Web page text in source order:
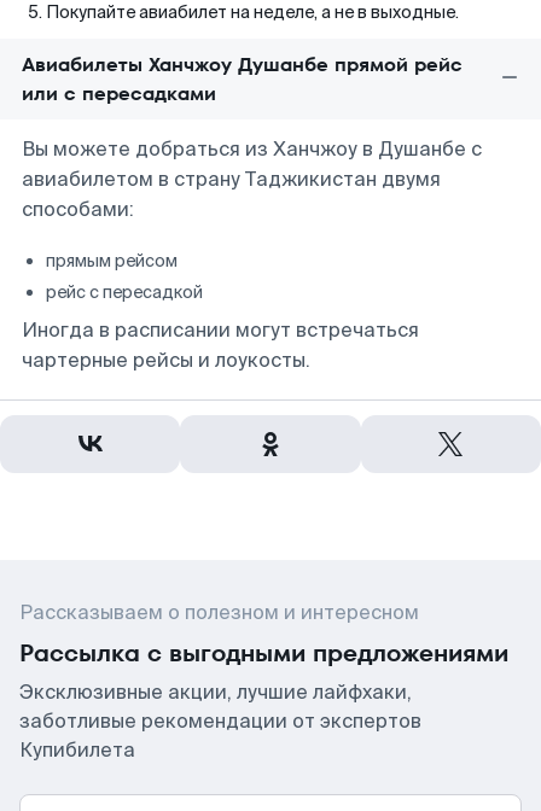
Покупайте авиабилет на неделе, а не в выходные.
Авиабилеты Ханчжоу Душанбе прямой рейс
или с пересадками
Вы можете добраться из Ханчжоу в Душанбе с
авиабилетом в страну Таджикистан двумя
способами:
прямым рейсом
рейс с пересадкой
Иногда в расписании могут встречаться
чартерные рейсы и лоукосты.
Рассказываем о полезном и интересном
Рассылка с выгодными предложениями
Эксклюзивные акции, лучшие лайфхаки,
заботливые рекомендации от экспертов
Купибилета